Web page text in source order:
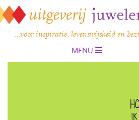
…voor inspiratie, levenswijsheid en
MENU